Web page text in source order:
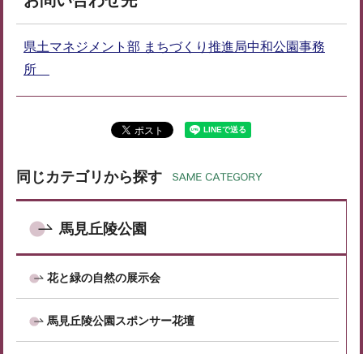
県土マネジメント部 まちづくり推進局中和公園事務
所
同じカテゴリから探す
馬見丘陵公園
花と緑の自然の展示会
馬見丘陵公園スポンサー花壇